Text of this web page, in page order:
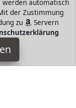
werden automatisch
der Zustimmung
zu
Servern
Jack Wolfkin mund
der
EU
platzieren zu
verdienen mit